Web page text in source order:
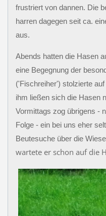
frustriert von dannen. Die
harren dagegen seit ca.
aus.
Abends hatten die Hasen
eine Begegnung der
('Fischreiher') stolzierte
ihm ließen sich die Hasen
Vormittags zog übrigens -
Folge - ein bei uns eher
Beutesuche über die
wartete er schon auf die